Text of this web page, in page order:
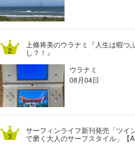
大野”MAR”修聖
喜納海人
H
KID
KOBU
KY
MIN
mitz
OYZ
上條将美のウラナミ『人生は暇つ
し？！』
ウラナミ
08月04日
サーフィンライフ新刊発売「ツイ
で磨く大人のサーフスタイル」【